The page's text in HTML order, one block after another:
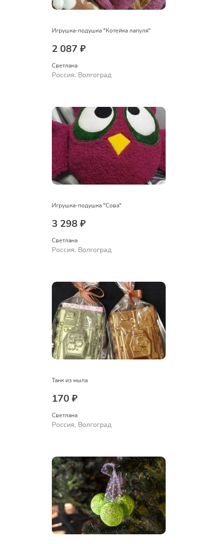
Игрушка-подушка "Котейка лапуля"
2 087 ₽
Светлана
Россия, Волгоград
Игрушка-подушка "Сова"
3 298 ₽
Светлана
Россия, Волгоград
Танк из мыла
170 ₽
Светлана
Россия, Волгоград